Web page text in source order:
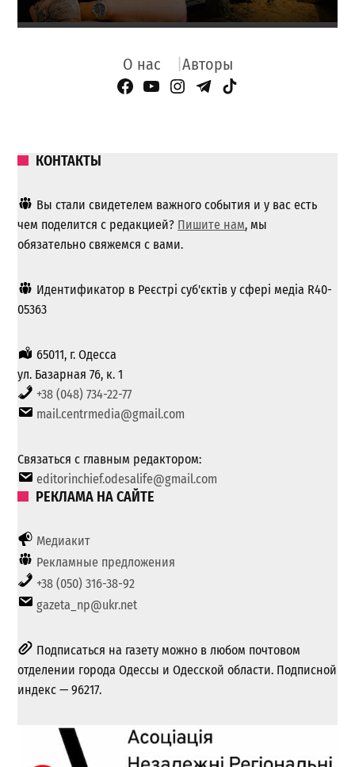
О нас Авторы
Facebook Page
YouTube
Instagram
Telegram
TikTok
КОНТАКТЫ
Вы стали свидетелем важного события и у вас есть
чем поделится с редакцией? Пишите нам, мы
обязательно свяжемся с вами.
Идентификатор в Реєстрі суб'єктів у сфері медіа R40-
05363
65011, г. Одесса
ул. Базарная 76, к. 1
+38 (048) 734-22-77
mail.centrmedia@gmail.com
Связаться с главным редактором:
editorinchief.odesalife@gmail.com
РЕКЛАМА НА САЙТЕ
Медиакит
Рекламные предложения
+38 (050) 316-38-92
gazeta_np@ukr.net
Подписаться на газету можно в любом почтовом
отделении города Одессы и Одесской области. Подписной
индекс — 96217.